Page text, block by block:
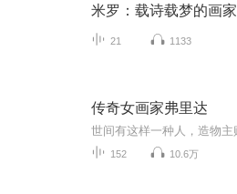
米罗：载诗载梦的画家
21 1133
传奇女画家弗里达
152 10.6万